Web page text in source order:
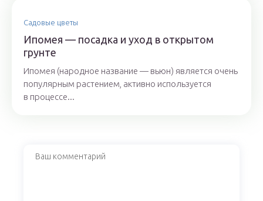
Садовые цветы
Ипомея — посадка и уход в открытом
грунте
Ипомея (народное название — вьюн) является очень
популярным растением, активно используется
в процессе...